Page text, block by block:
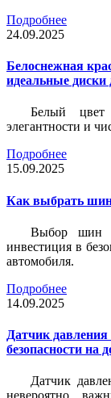
Подробнее
24.09.2025
Белоснежная
идеальные
Белый цвет
элегантности и
Подробнее
15.09.2025
Как выбрать
Выбор шин
инвестиция в
автомобиля.
Подробнее
14.09.2025
Датчик
безопасности на
Датчик